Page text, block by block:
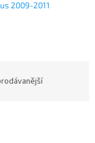
2009-2011